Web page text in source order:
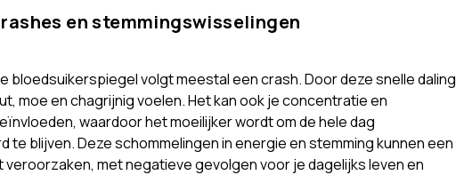
en stemmingswisselingen
bloedsuikerspiegel volgt meestal een crash. Door deze snelle daling
moe en chagrijnig voelen. Het kan ook je concentratie en
waardoor het moeilijker wordt om de hele dag
te blijven. Deze schommelingen in energie en stemming kunnen een
met negatieve gevolgen voor je dagelijks leven en